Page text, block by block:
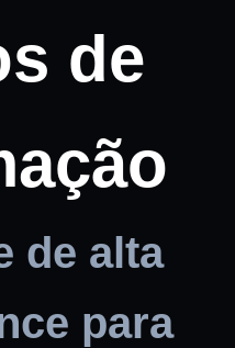
de
de alta
para